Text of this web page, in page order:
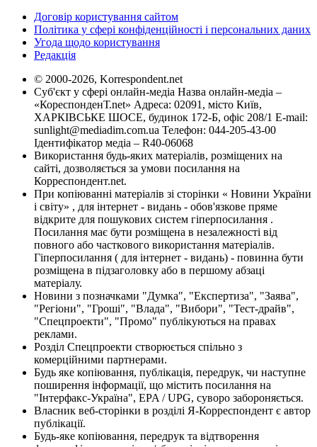
Договір користування сайтом
Політика у сфері конфіденційності і персональних даних
Угода щодо користування
Редакція
© 2000-2026, Korrespondent.net
Суб'єкт у сфері онлайн-медіа Назва онлайн-медіа –
«КореспонденТ.net» Адреса: 02091, місто Київ,
ХАРКІВСЬКЕ ШОСЕ, будинок 172-Б, офіс 208/1 E-mail:
sunlight@mediadim.com.ua Телефон: 044-205-43-00
Ідентифікатор медіа – R40-06068
Використання будь-яких матеріалів, розміщених на
сайті, дозволяється за умови посилання на
Корреспондент.net.
При копіюванні матеріалів зі сторінки « Новини України
і світу» , для інтернет - видань - обов'язкове пряме
відкрите для пошукових систем гіперпосилання .
Посилання має бути розміщена в незалежності від
повного або часткового використання матеріалів.
Гіперпосилання ( для інтернет - видань) - повинна бути
розміщена в підзаголовку або в першому абзаці
матеріалу.
Новини з позначками "Думка", "Експертиза", "Заява",
"Регіони", "Гроші", "Влада", "Вибори", "Тест-драйв",
"Спецпроекти", "Промо" публікуються на правах
реклами.
Розділ Спецпроекти створюється спільно з
комерційними партнерами.
Будь яке копіювання, публікація, передрук, чи наступне
поширення інформації, що містить посилання на
"Інтерфакс-Україна", EPA / UPG, суворо забороняється.
Власник веб-сторінки в розділі Я-Корреспондент є автор
публікації.
Будь-яке копіювання, передрук та відтворення